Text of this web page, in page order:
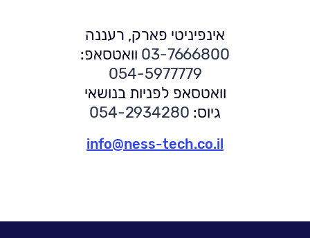
אינפיניטי פארק, רעננה
03-7666800 וואטסאפ:
054-5977779
וואטסאפ לפניות בנושאי
גיוס: 054-2934280
info@ness-tech.co.il